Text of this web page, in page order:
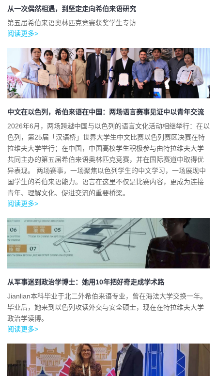
从一次偶然相遇，到坚定走向希伯来语研究
第五届希伯来语奥林匹克竞赛获奖学生专访
阅读更多>
中文在以色列，希伯来语在中国：两场语言赛事见证中以青年交流
2026年6月，两场跨越中国与以色列的语言文化活动相继举行：在以
色列，第25届「汉语桥」世界大学生中文比赛以色列赛区决赛在特
拉维夫大学举行；在中国，中国高校学生积极参与由特拉维夫大学
共同主办的第五届希伯来语奥林匹克竞赛，并在国际赛道中取得优
异表现。 两场赛事，一场聚焦以色列学生的中文学习，一场展现中
国学生的希伯来语能力。语言在这里不仅是比赛内容，更成为连接
青年、理解文化、促进交流的重要桥梁。
阅读更多>
从军事迷到政治学博士：她用10年把好奇走成学术路
Jianlian本科毕业于北二外希伯来语专业，曾在海法大学交换一年。
毕业后，她来到以色列攻读外交与安全硕士，现在在特拉维夫大学
政治学读博。
阅读更多>